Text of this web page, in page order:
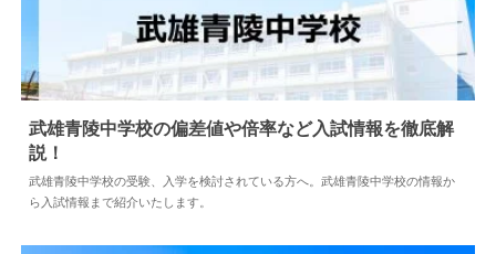
中学情報 2024.04.18
武雄青陵中学校の偏差値や倍率など入試情報を徹底解
説！
武雄青陵中学校の受験、入学を検討されている方へ。武雄青陵中学校の情報か
ら入試情報まで紹介いたします。